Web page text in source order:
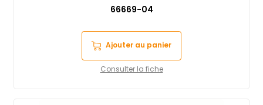
66669-04
Ajouter au panier
Consulter la fiche